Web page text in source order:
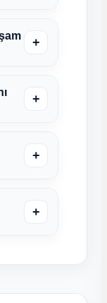
+
+
+
+